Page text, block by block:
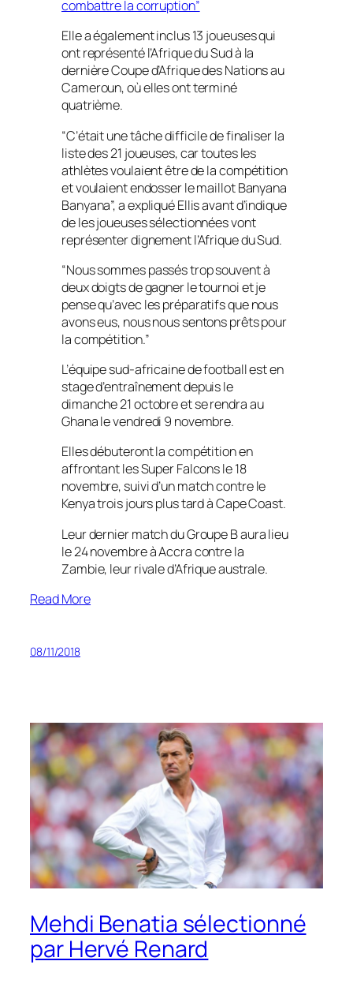
combattre la corruption”
Elle a également inclus 13 joueuses qui
ont représenté l’Afrique du Sud à la
dernière Coupe d’Afrique des Nations au
Cameroun, où elles ont terminé
quatrième.
“C’était une tâche difficile de finaliser la
liste des 21 joueuses, car toutes les
athlètes voulaient être de la compétition
et voulaient endosser le maillot Banyana
Banyana”, a expliqué Ellis avant d’indique
de les joueuses sélectionnées vont
représenter dignement l’Afrique du Sud.
“Nous sommes passés trop souvent à
deux doigts de gagner le tournoi et je
pense qu’avec les préparatifs que nous
avons eus, nous nous sentons prêts pour
la compétition.”
L’équipe sud-africaine de football est en
stage d’entraînement depuis le
dimanche 21 octobre et se rendra au
Ghana le vendredi 9 novembre.
Elles débuteront la compétition en
affrontant les Super Falcons le 18
novembre, suivi d’un match contre le
Kenya trois jours plus tard à Cape Coast.
Leur dernier match du Groupe B aura lieu
le 24 novembre à Accra contre la
Zambie, leur rivale d’Afrique australe.
Read More
08/11/2018
Mehdi Benatia sélectionné
par Hervé Renard